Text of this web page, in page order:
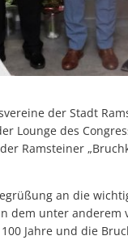
der Stadt
Lounge des
Ramsteiner
an die
dem unter
Jahre und die